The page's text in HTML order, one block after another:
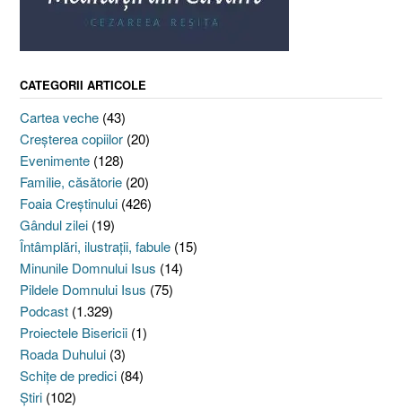
CATEGORII ARTICOLE
Cartea veche (43)
Creşterea copiilor (20)
Evenimente (128)
Familie, căsătorie (20)
Foaia Creştinului (426)
Gândul zilei (19)
Întâmplări, ilustraţii, fabule (15)
Minunile Domnului Isus (14)
Pildele Domnului Isus (75)
Podcast (1.329)
Proiectele Bisericii (1)
Roada Duhului (3)
Schiţe de predici (84)
Ştiri (102)